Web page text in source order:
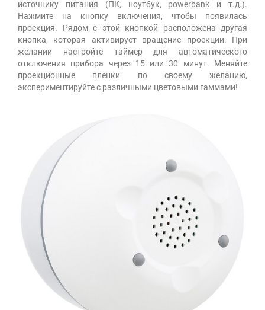
источнику питания (ПК, ноутбук, powerbank и т.д.).
Нажмите на кнопку включения, чтобы появилась
проекция. Рядом с этой кнопкой расположена другая
кнопка, которая активирует вращение проекции. При
желании настройте таймер для автоматического
отключения прибора через 15 или 30 минут. Меняйте
проекционные пленки по своему желанию,
экспериментируйте с различными цветовыми гаммами!